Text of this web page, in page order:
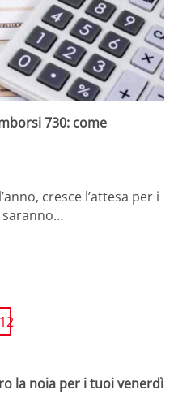
730: come
cresce l’attesa per i
saranno…
la noia per i tuoi venerdì